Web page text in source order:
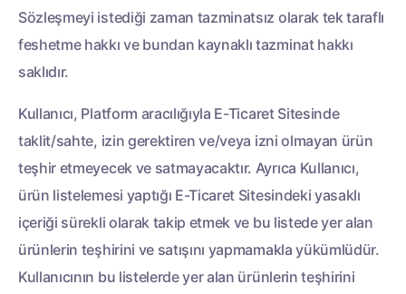
Sözleşmeyi istediği zaman tazminatsız olarak tek taraflı
feshetme hakkı ve bundan kaynaklı tazminat hakkı
saklıdır.
Kullanıcı, Platform aracılığıyla E-Ticaret Sitesinde
taklit/sahte, izin gerektiren ve/veya izni olmayan ürün
teşhir etmeyecek ve satmayacaktır. Ayrıca Kullanıcı,
ürün listelemesi yaptığı E-Ticaret Sitesindeki yasaklı
içeriği sürekli olarak takip etmek ve bu listede yer alan
ürünlerin teşhirini ve satışını yapmamakla yükümlüdür.
Kullanıcının bu listelerde yer alan ürünlerin teşhirini